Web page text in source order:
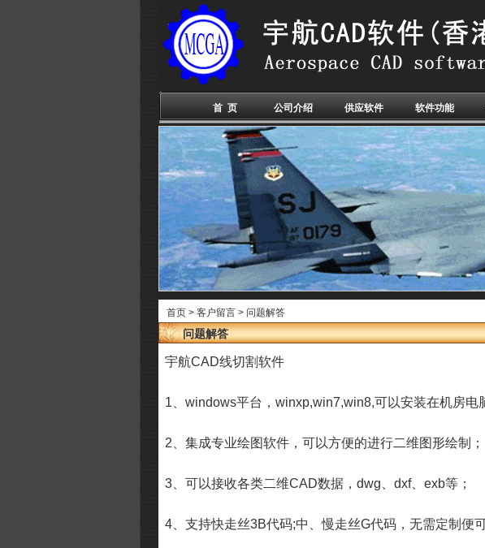
首 页 公司介绍 供应软件 软件功能
首页 > 客户留言 > 问题解答
问题解答
宇航CAD线切割软件
1 windows平台， winxp,win7,win8,可以安装在机房电
2 、集成专业绘图软件，可以方便的进行二维图形绘制；
3 、可以接收各类二维CAD数据， dwg dxf、 exb等；
4 、支持快走丝3B代码;中、慢走丝G代码，无需定制便